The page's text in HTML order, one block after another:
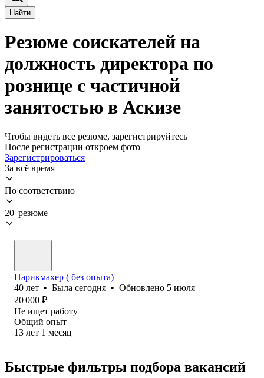
Найти
Резюме соискателей на
должность директора по
рознице с частичной
занятостью в Аскизе
Чтобы видеть все резюме, зарегистрируйтесь
После регистрации откроем фото
Зарегистрироваться
За всё время
По соответствию
20 резюме
Парикмахер ( без опыта)
40 лет • Была сегодня • Обновлено 5 июля
20 000 ₽
Не ищет работу
Общий опыт
13 лет 1 месяц
Быстрые фильтры подбора вакансий